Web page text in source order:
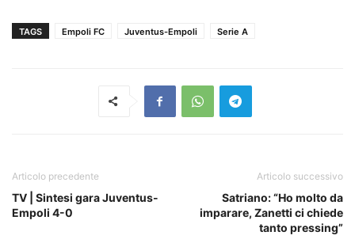
TAGS Empoli FC Juventus-Empoli Serie A
Articolo precedente
TV | Sintesi gara Juventus-
Empoli 4-0
Articolo successivo
Satriano: “Ho molto da
imparare, Zanetti ci chiede
tanto pressing”